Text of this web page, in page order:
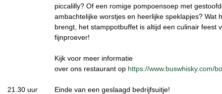
piccalilly? Of een romige pompoensoep met
ambachtelijke worstjes en heerlijke speklapjes? Wat
brengt, het stamppotbuffet is altijd een culinair feest
fijnproever!
Kijk voor meer informatie
over ons restaurant op https://www.buswhisky.com/
21.30 uur Einde van een geslaagd bedrijfsuitje!